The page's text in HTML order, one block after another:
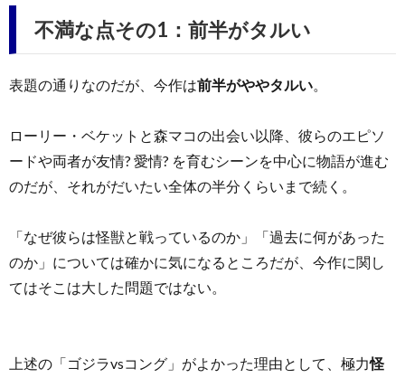
不満な点その1：前半がタルい
表題の通りなのだが、今作は前半がややタルい
ローリー・ベケットと森マコの出会い以降、彼らのエピソ
ードや両者が友情? 愛情? を育むシーンを中心に物語が進む
のだが、それがだいたい全体の半分くらいまで続く。
「なぜ彼らは怪獣と戦っているのか」「過去に何があった
のか」については確かに気になるところだが、今作に関し
てはそこは大した問題ではない。
上述の「ゴジラvsコング」がよかった理由として、極力怪